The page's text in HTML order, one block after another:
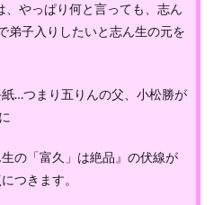
、やっぱり何と言っても、志ん
弟子入りしたいと志ん生の元を
…つまり五りんの父、小松勝が
の「富久」は絶品』の伏線が
つきます。